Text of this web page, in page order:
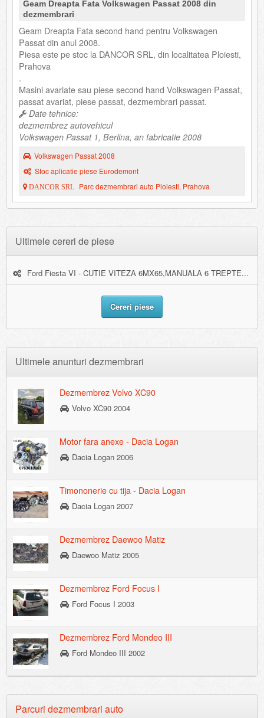
Geam Dreapta Fata Volkswagen Passat 2008 din
dezmembrari
Geam Dreapta Fata second hand pentru Volkswagen
Passat din anul 2008.
Piesa este pe stoc la DANCOR SRL, din localitatea Ploiesti,
Prahova
.
Masini avariate sau piese second hand Volkswagen Passat,
passat avariat, piese passat, dezmembrari passat.
Date tehnice:
dezmembrez autovehicul
Volkswagen Passat 1, Berlina, an fabricatie 2008
Volkswagen Passat 2008
Stoc aplicatie piese Eurodemont
DANCOR SRL Parc dezmembrari auto Ploiesti, Prahova
Ultimele cereri de piese
Ford Fiesta VI - CUTIE VITEZA 6MX65,MANUALA 6 TREPTE...
Cereri piese
Ultimele anunturi dezmembrari
Dezmembrez Volvo XC90
Volvo XC90 2004
Motor fara anexe - Dacia Logan
Dacia Logan 2006
Timononerie cu tija - Dacia Logan
Dacia Logan 2007
Dezmembrez Daewoo Matiz
Daewoo Matiz 2005
Dezmembrez Ford Focus I
Ford Focus I 2003
Dezmembrez Ford Mondeo III
Ford Mondeo III 2002
Parcuri dezmembrari auto